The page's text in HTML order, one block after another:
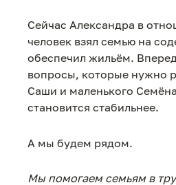
Сейчас Александра в
человек взял семью на
обеспечил жильём.
вопросы, которые нужно
Саши и маленького
становится стабильнее.
А мы будем рядом.
Мы помогаем семьям в